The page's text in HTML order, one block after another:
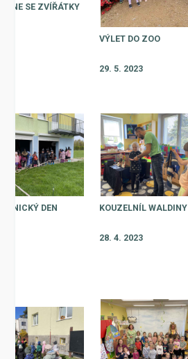
SE ZVÍŘÁTKY
VÝLET DO ZOO
29. 5. 2023
DEN KOUZELNÍL WALDINY
28. 4. 2023